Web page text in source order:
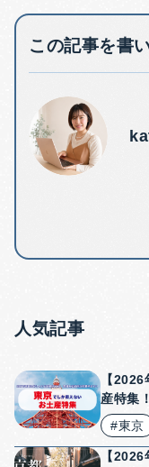
この記事を書
人気記事
【
産特集
品も紹
#東京
【